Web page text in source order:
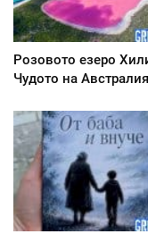
Розовото езеро
Чудото на Австралия